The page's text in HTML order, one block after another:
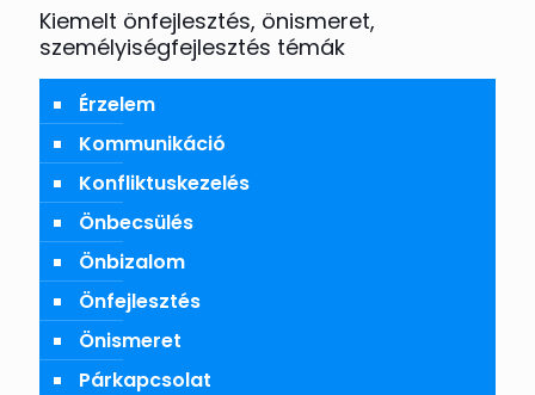
Kiemelt önfejlesztés, önismeret,
személyiségfejlesztés témák
Érzelem
Kommunikáció
Konfliktuskezelés
Önbecsülés
Önbizalom
Önfejlesztés
Önismeret
Párkapcsolat